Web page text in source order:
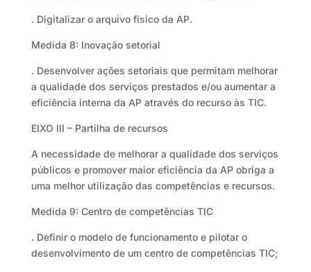
. Digitalizar o arquivo físico da AP.
Medida 8: Inovação setorial
. Desenvolver ações setoriais que permitam melhorar
a qualidade dos serviços prestados e/ou aumentar a
eficiência interna da AP através do recurso às TIC.
EIXO III – Partilha de recursos
A necessidade de melhorar a qualidade dos serviços
públicos e promover maior eficiência da AP obriga a
uma melhor utilização das competências e recursos.
Medida 9: Centro de competências TIC
. Definir o modelo de funcionamento e pilotar o
desenvolvimento de um centro de competências TIC;